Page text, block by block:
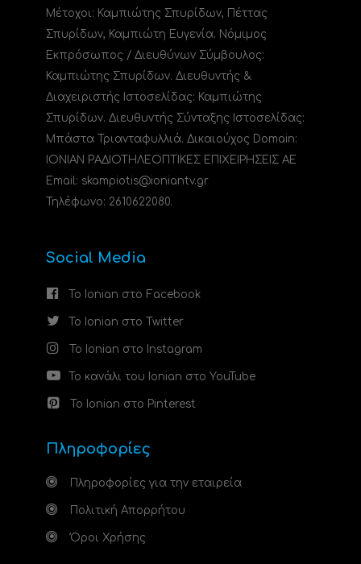
Μέτοχοι: Καμπιώτης Σπυρίδων, Πέττας
Σπυρίδων, Καμπιώτη Ευγενία. Νόμιμος
Εκπρόσωπος / Διευθύνων Σύμβουλος:
Καμπιώτης Σπυρίδων. Διευθυντής &
Διαχειριστής Ιστοσελίδας: Καμπιώτης
Σπυρίδων. Διευθυντής Σύνταξης Ιστοσελίδας:
Μπάστα Τριανταφυλλιά. Δικαιούχος Domain:
ΙΟΝΙΑΝ ΡΑΔΙΟΤΗΛΕΟΠΤΙΚΕΣ ΕΠΙΧΕΙΡΗΣΕΙΣ ΑΕ
Email: skampiotis@ioniantv.gr
Τηλέφωνο: 2610622080.
Social Media
Το Ionian στο Facebook
Το Ionian στο Twitter
Το Ionian στο Instagram
Το κανάλι του Ionian στο YouTube
Το Ionian στο Pinterest
Πληροφορίες
Πληροφορίες για την εταιρεία
Πολιτική Απορρήτου
Όροι Χρήσης